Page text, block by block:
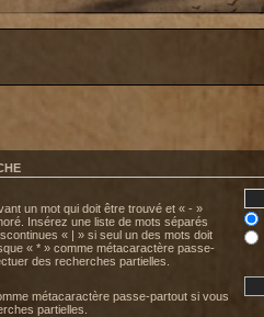
un mot qui doit être trouvé et « - »
Insérez une liste de mots séparés
« | » si seul un des mots doit
« * » comme métacaractère passe-
des recherches partielles.
métacaractère passe-partout si vous
partielles.